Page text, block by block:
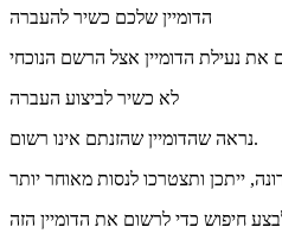
הדומיין שלכם כשיר להעברה
לא כשיר לביצוע העברה
נראה שהדומיין שהזנתם אינו רשום.